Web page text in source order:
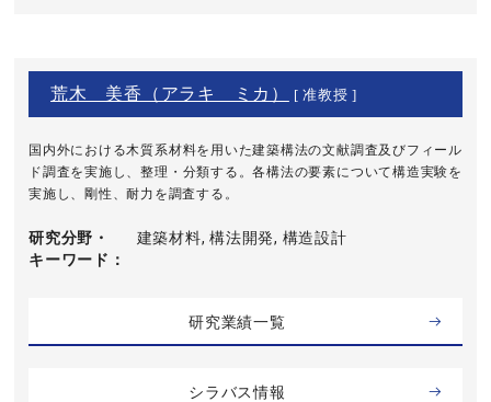
荒木 美香（アラキ ミカ） [ 准教授 ]
国内外における木質系材料を用いた建築構法の文献調査及びフィール
ド調査を実施し、整理・分類する。各構法の要素について構造実験を
実施し、剛性、耐力を調査する。
研究分野・
キーワード
建築材料, 構法開発, 構造設計
研究業績一覧
シラバス情報